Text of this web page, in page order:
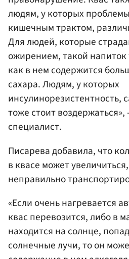
людям, у которых
кишечным трактом,
Для людей, которые
ожирением, такой
как в нем содержится
сахара. Людям, у которых
инсулинорезистентность,
тоже стоит
специалист.
Писарева добавила, что
в квасе может
неправильно
«Если очень нагревается
квас перевозится, либо в
находится на солнце,
солнечные лучи, то он